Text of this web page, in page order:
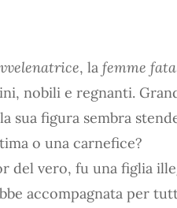
, la femme
nobili e regnanti.
sua figura sembra
o una carnefice?
del vero, fu una figlia
accompagnata per